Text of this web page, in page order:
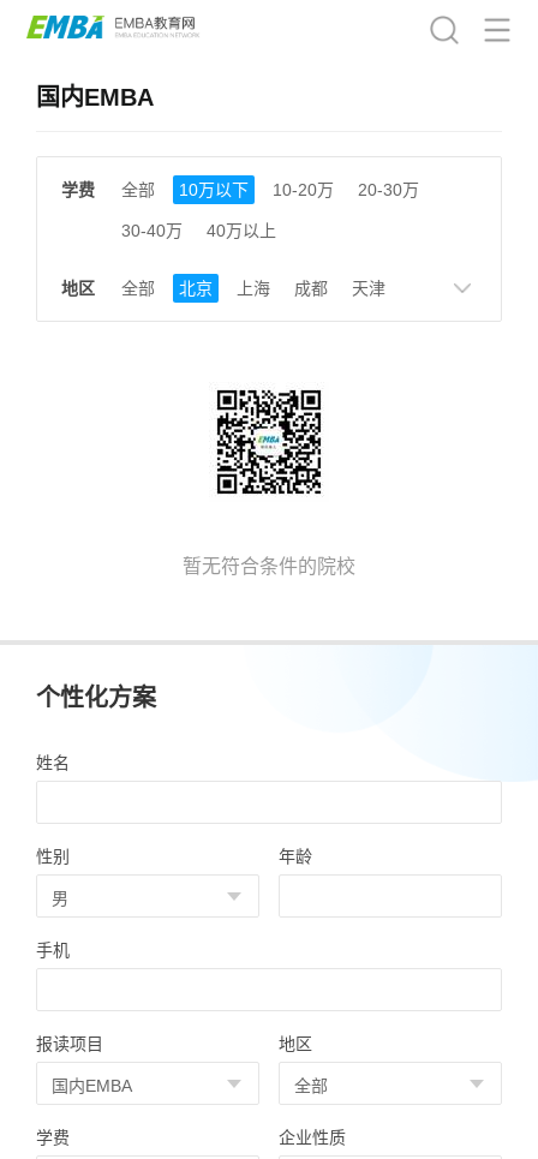
国内EMBA
学费 全部 10万以下 10-20万 20-30万
30-40万 40万以上
地区 全部 北京 上海 成都 天津
山东 安徽
广州
暂无符合条件的院校
个性化方案
姓名
性别 年龄
手机
报读项目 地区
学费 企业性质